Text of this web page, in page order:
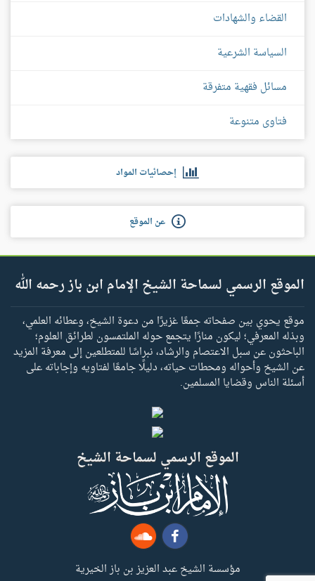
القضاء والشهادات
السياسة الشرعية
مسائل فقهية متفرقة
فتاوى متنوعة
إحصائيات المواد
عن الموقع
الموقع الرسمي لسماحة الشيخ الإمام ابن باز رحمه الله
موقع يحوي بين صفحاته جمعًا غزيرًا من دعوة الشيخ، وعطائه العلمي،
وبذله المعرفي؛ ليكون منارًا يتجمع حوله الملتمسون لطرائق العلوم؛
الباحثون عن سبل الاعتصام والرشاد، نبراسًا للمتطلعين إلى معرفة المزيد
عن الشيخ وأحواله ومحطات حياته، دليلًا جامعًا لفتاويه وإجاباته على
أسئلة الناس وقضايا المسلمين.
الموقع الرسمي لسماحة الشيخ
مؤسسة الشيخ عبد العزيز بن باز الخيرية